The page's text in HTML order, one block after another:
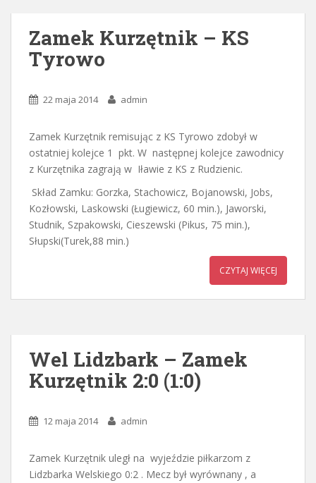
Zamek Kurzętnik – KS
Tyrowo
22 maja 2014 admin
Zamek Kurzętnik remisując z KS Tyrowo zdobył w
ostatniej kolejce 1 pkt. W następnej kolejce zawodnicy
z Kurzętnika zagrają w Iławie z KS z Rudzienic.
Skład Zamku: Gorzka, Stachowicz, Bojanowski, Jobs,
Kozłowski, Laskowski (Ługiewicz, 60 min.), Jaworski,
Studnik, Szpakowski, Cieszewski (Pikus, 75 min.),
Słupski(Turek,88 min.)
CZYTAJ WIĘCEJ
Wel Lidzbark – Zamek
Kurzętnik 2:0 (1:0)
12 maja 2014 admin
Zamek Kurzętnik uległ na wyjeździe piłkarzom z
Lidzbarka Welskiego 0:2 . Mecz był wyrównany , a